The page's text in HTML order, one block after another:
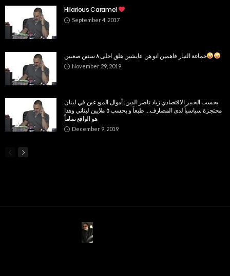
Hilarious Caramel
September 4, 2017
جماعة التيار فاهمين انو هن عايشين هلق احلى ٨ سنين صعبين
November 29, 2019
بحسب الخبير الاقتصادي زياد ناصر الدين: أموال المودعين في لبنان
محتجزة سياسياً لدى المصارف… طبعاً و بحسب ٥ ملايين لبناني وهذا
هو الواقع تماماً
December 9, 2019